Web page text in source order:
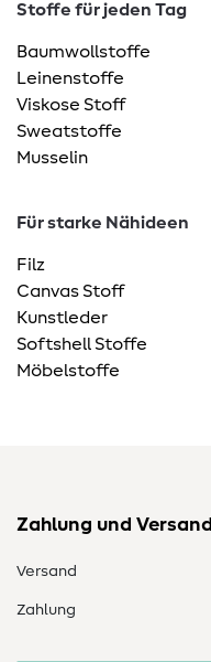
Stoffe für jeden Tag
Baumwollstoffe
Leinenstoffe
Viskose Stoff
Sweatstoffe
Musselin
Für starke Nähideen
Filz
Canvas Stoff
Kunstleder
Softshell Stoffe
Möbelstoffe
Zahlung und Versand
Versand
Zahlung